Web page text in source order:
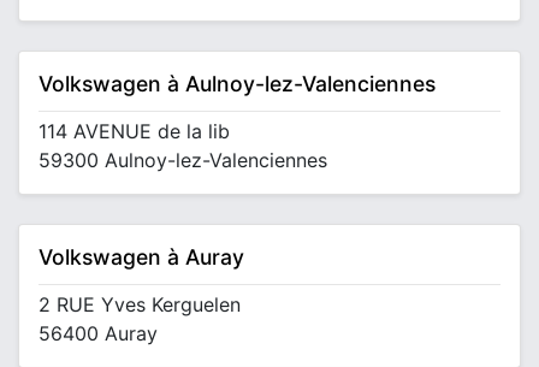
Volkswagen à Aulnoy-lez-Valenciennes
114 AVENUE de la lib
59300 Aulnoy-lez-Valenciennes
Volkswagen à Auray
2 RUE Yves Kerguelen
56400 Auray